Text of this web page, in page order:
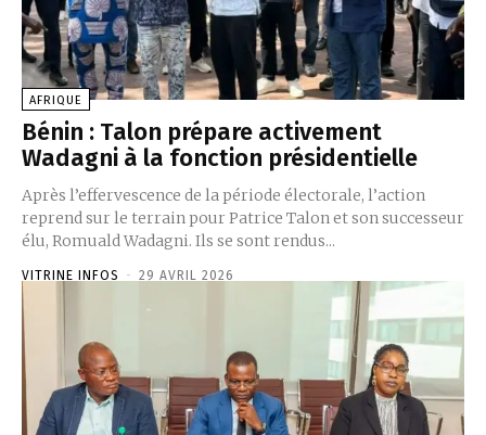
AFRIQUE
Bénin : Talon prépare activement
Wadagni à la fonction présidentielle
‎Après l’effervescence de la période électorale, l’action
reprend sur le terrain pour Patrice Talon et son successeur
élu, Romuald Wadagni. Ils se sont rendus...
VITRINE INFOS - 29 AVRIL 2026